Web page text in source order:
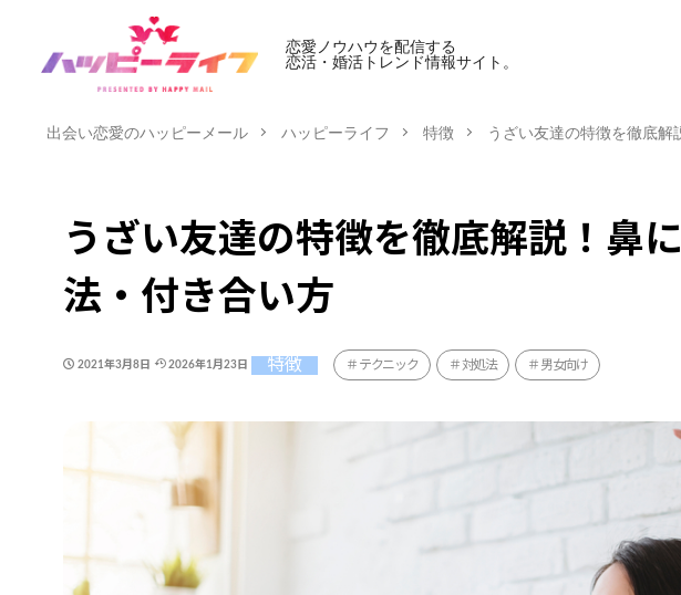
恋愛ノウハウを配信する
恋活・婚活トレンド情報サイト。
出会い恋愛のハッピーメール ハッピーライフ 特徴 うざい友達の特徴を徹底
うざい友達の特徴を徹底解説！鼻
法・付き合い方
2021年3月8日 2026年1月23日 特徴 テクニック 対処法 男女向け